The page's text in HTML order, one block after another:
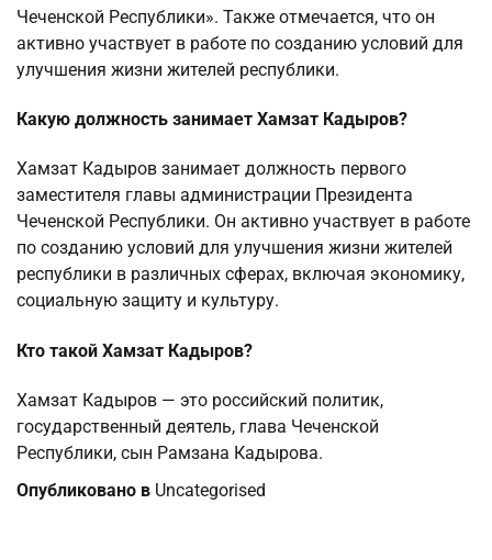
Чеченской Республики». Также отмечается, что он
активно участвует в работе по созданию условий для
улучшения жизни жителей республики.
Какую должность занимает Хамзат Кадыров?
Хамзат Кадыров занимает должность первого
заместителя главы администрации Президента
Чеченской Республики. Он активно участвует в работе
по созданию условий для улучшения жизни жителей
республики в различных сферах, включая экономику,
социальную защиту и культуру.
Кто такой Хамзат Кадыров?
Хамзат Кадыров — это российский политик,
государственный деятель, глава Чеченской
Республики, сын Рамзана Кадырова.
Опубликовано в Uncategorised